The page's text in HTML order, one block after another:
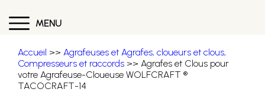
MENU
Accueil >> Agrafeuses et Agrafes, cloueurs et clous,
Compresseurs et raccords >> Agrafes et Clous pour
votre Agrafeuse-Cloueuse WOLFCRAFT ®
TACOCRAFT-14